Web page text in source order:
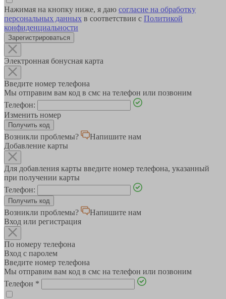
Нажимая на кнопку ниже, я даю согласие на обработку
персональных данных в соответствии с Политикой
конфиденциальности
Зарегистрироваться
Электронная бонусная карта
Введите номер телефона
Мы отправим вам код в смс на телефон или позвоним
Телефон:
Изменить номер
Возникли проблемы?
Напишите нам
Добавление карты
Для добавления карты введите номер телефона, указанный
при получении карты
Телефон:
Возникли проблемы?
Напишите нам
Вход или регистрация
По номеру телефона
Вход с паролем
Введите номер телефона
Мы отправим вам код в смс на телефон или позвоним
Телефон *